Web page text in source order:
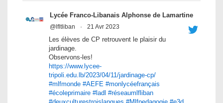
Lycée Franco-Libanais Alphonse de Lamartine
@lfltliban · 21 Avr 2023
Les élèves de CP retrouvent le plaisir du
jardinage.
Observons-les!
https://www.lycee-
tripoli.edu.lb/2023/04/11/jardinage-cp/
#mlfmonde #AEFE #monlycéefrançais
#écoleprimaire #ladl #réseaumlfliban